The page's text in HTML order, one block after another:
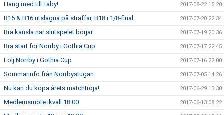
Häng med till Täby! 2017-08-22 15:20
B15 & B16 utslagna på straffar, B18 i 1/8-final 2017-07-20 22:34
Bra känsla när slutspelet börjar 2017-07-19 20:36
Bra start för Norrby i Gothia Cup 2017-07-17 22:45
Följ Norrby i Gothia Cup 2017-07-16 22:00
Sommarinfo från Norrbystugan 2017-07-05 14:26
Nu kan du köpa årets matchtröja! 2017-06-29 13:30
Medlemsmöte ikväll 18:00 2017-06-13 08:22